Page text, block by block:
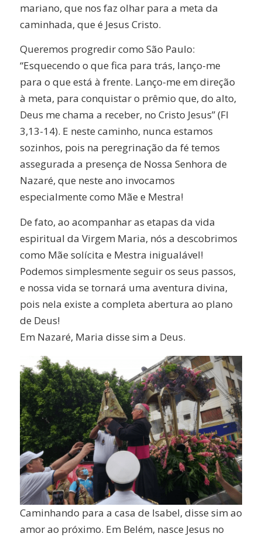
mariano, que nos faz olhar para a meta da
caminhada, que é Jesus Cristo.
Queremos progredir como São Paulo:
“Esquecendo o que fica para trás, lanço-me
para o que está à frente. Lanço-me em direção
à meta, para conquistar o prêmio que, do alto,
Deus me chama a receber, no Cristo Jesus” (Fl
3,13-14). E neste caminho, nunca estamos
sozinhos, pois na peregrinação da fé temos
assegurada a presença de Nossa Senhora de
Nazaré, que neste ano invocamos
especialmente como Mãe e Mestra!
De fato, ao acompanhar as etapas da vida
espiritual da Virgem Maria, nós a descobrimos
como Mãe solícita e Mestra inigualável!
Podemos simplesmente seguir os seus passos,
e nossa vida se tornará uma aventura divina,
pois nela existe a completa abertura ao plano
de Deus!
Em Nazaré, Maria disse sim a Deus.
Caminhando para a casa de Isabel, disse sim ao
amor ao próximo. Em Belém, nasce Jesus no